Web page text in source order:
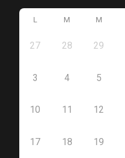
L M M
27 28 29
3 4 5
10 11 12
17 18 19